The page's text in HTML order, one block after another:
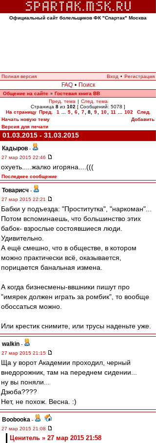
Официальный сайт болельщиков ФК "Спартак" Москва
Полная версия Вход • Регистрация
FAQ • Поиск
Общение на сайте » Гостевая книга ВВ
Пред. тема | След. тема
Страница 8 из 102 [ Сообщений: 5078 ]
На страницу Пред. 1 5 6 7 8, 9 10 11 102
След.
Начать новую тему
Добавить
Версия для печати
01.03.2015 - 31.03.2015
Кадыров -
27 мар 2015 22:46
охуеть.....жалко игоряна....(((
Последнее сообщение
Товарисч -
27 мар 2015 22:21
Бабки у подъезда: "Проститутка", "наркоман"...
Потом вспоминаешь, что большинство этих
бабок- взрослые состоявшиеся люди.
Удивительно.
А ещё смешно, что в обществе, в котором
можно практически всё, оказывается,
порицается банальная измена.
А когда бизнесмены-ввшники пишут про
"имярек должен играть за ромбик", то вообще
обоссаться можно.
Или крестик снимите, или трусы наденьте уже.
walkin -
27 мар 2015 21:15
Ща у ворот Академии проходил, черный
внедорожник, там на переднем сидении...
ну вы поняли...
Дзюба????
Нет, не похож. Весна. :)
Boobooka -
27 мар 2015 21:08
Ценитель » 27 мар 2015 21:58